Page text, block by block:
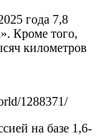
года 7,8
Кроме того,
километров
на базе 1,6-